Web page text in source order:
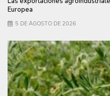
Europea
5 DE AGOSTO DE 2026